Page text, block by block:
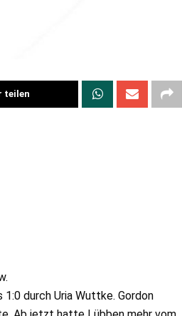
teilen
durch Uria Wuttke. Gordon